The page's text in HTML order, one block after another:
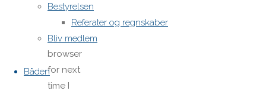
Bestyrelsen
Referater og regnskaber
Bliv medlem
Båden
email,
and site
URL in my
browser
for next
time I